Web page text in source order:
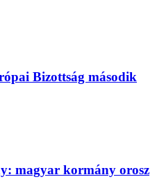
Bizottság második
magyar kormány orosz